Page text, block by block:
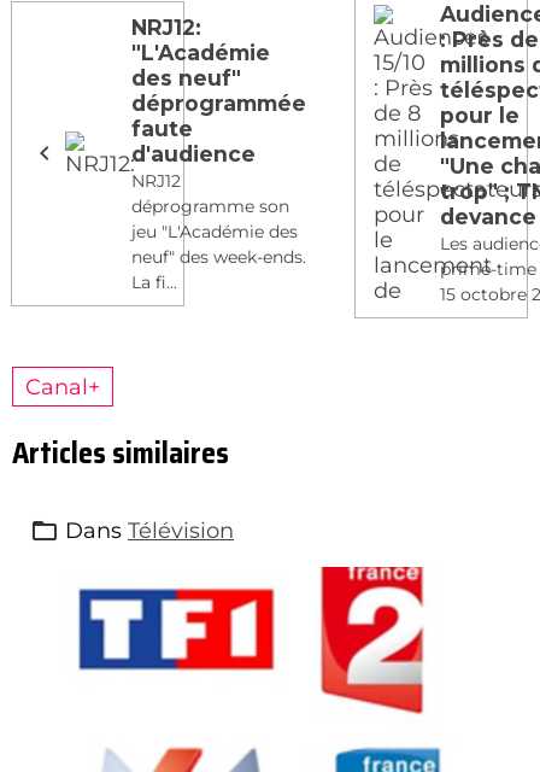
NRJ12:
"L'Académie
des neuf"
déprogrammée
faute
d'audience
NRJ12
déprogramme son
jeu "L'Académie des
neuf" des week-ends.
La fi...
: Près
millions
pour le
"Une
trop" ;
Les
prime-time
15 octobre
Canal+
Articles similaires
Dans Télévision